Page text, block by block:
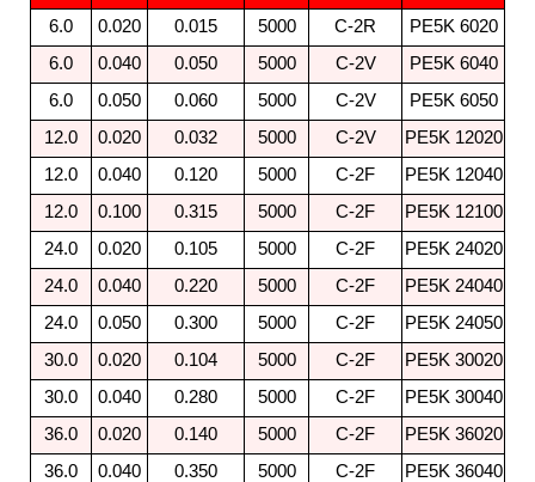
6.0 0.020 0.015 5000 C-2R
PE5K 6020
6.0
0.040 0.050 5000 C-2V
PE5K 6040
6.0
0.050 0.060 5000 C-2V
PE5K 6050
12.0
0.020 0.032 5000 C-2V
PE5K 12020
12.0
0.040 0.120 5000 C-2F
PE5K 12040
12.0
0.100 0.315 5000 C-2F
PE5K 12100
24.0
0.020 0.105 5000 C-2F
PE5K 24020
24.0
0.040 0.220 5000 C-2F
PE5K 24040
24.0
0.050 0.300 5000 C-2F
PE5K 24050
30.0
0.020 0.104 5000 C-2F
PE5K 30020
30.0
0.040 0.280 5000 C-2F
PE5K 30040
36.0
0.020 0.140 5000 C-2F
PE5K 36020
36.0
0.040 0.350 5000 C-2F
PE5K 36040